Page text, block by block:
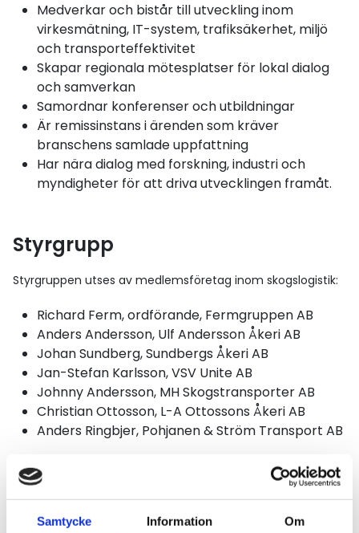
Samtycke Information Om
Medverkar och bistår till utveckling inom
virkesmätning, IT-system, trafiksäkerhet, miljö
och transporteffektivitet
Skapar regionala mötesplatser för lokal dialog
och samverkan
Samordnar konferenser och utbildningar
Är remissinstans i ärenden som kräver
branschens samlade uppfattning
Har nära dialog med forskning, industri och
myndigheter för att driva utvecklingen framåt.
Styrgrupp
Styrgruppen utses av medlemsföretag inom skogslogistik:
Richard Ferm, ordförande, Fermgruppen AB
Anders Andersson, Ulf Andersson Åkeri AB
Johan Sundberg, Sundbergs Åkeri AB
Jan-Stefan Karlsson, VSV Unite AB
Johnny Andersson, MH Skogstransporter AB
Christian Ottosson, L-A Ottossons Åkeri AB
Anders Ringbjer, Pohjanen & Ström Transport AB
Anders Örtendahl, Westan Logistik AB
Johan Svensson, Virkeslogistik Mellansverige AB
Adjungerande sakkunniga: